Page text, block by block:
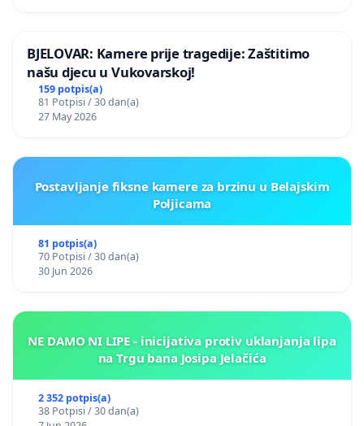
BJELOVAR: Kamere prije tragedije: Zaštitimo
našu djecu u Vukovarskoj!
159 potpis(a)
81 Potpisi / 30 dan(a)
27 May 2026
Postavljanje fiksne kamere za brzinu u Belajskim
Poljicama
81 potpis(a)
70 Potpisi / 30 dan(a)
30 Jun 2026
NE DAMO NI LIPE - inicijativa protiv uklanjanja lipa
na Trgu bana Josipa Jelačića
2 352 potpis(a)
38 Potpisi / 30 dan(a)